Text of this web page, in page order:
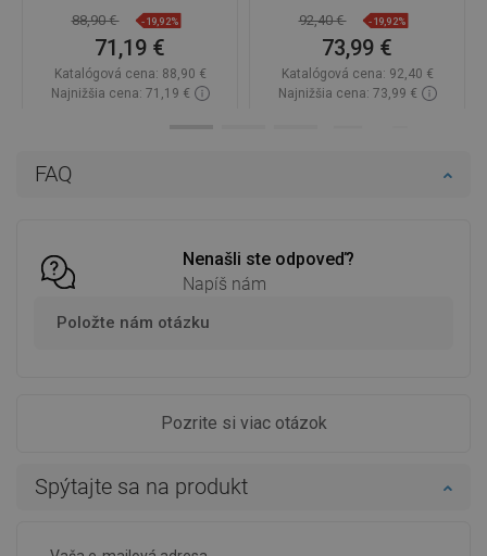
FAQ
Nenašli ste odpoveď?
Napíš nám
Položte nám otázku
Pozrite si viac otázok
Spýtajte sa na produkt
88,90 € -19,92%
71,19 €
Katalógová cena: 88,90 €
Najnižšia cena: 71,19 €
92,40 € -19,92%
73,99 €
Katalógová cena: 92,40 €
Najnižšia cena: 73,99 €